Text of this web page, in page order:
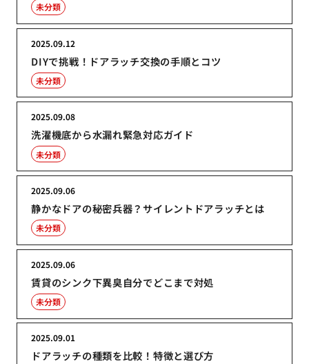
未分類
DIYで挑戦！ドアラッチ交換の手順とコツ
2025.09.12
未分類
洗濯機底から水漏れ緊急対応ガイド
2025.09.08
未分類
静かなドアの秘密兵器？サイレントドアラッチとは
2025.09.06
未分類
賃貸のシンク下異臭自分でどこまで対処
2025.09.06
未分類
ドアラッチの種類を比較！特徴と選び方
2025.09.01